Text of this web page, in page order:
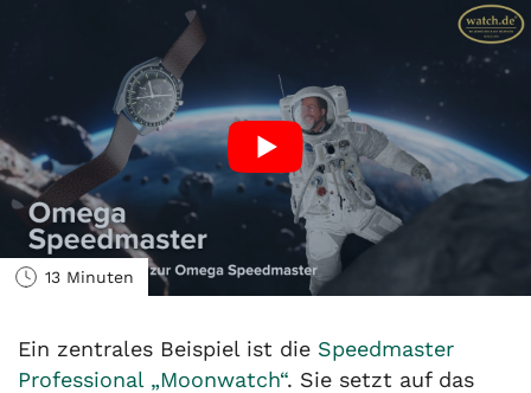
13 Minuten
Ein zentrales Beispiel ist die Speedmaster
Professional „Moonwatch“. Sie setzt auf das